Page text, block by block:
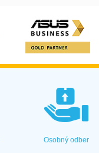
Osobný odber